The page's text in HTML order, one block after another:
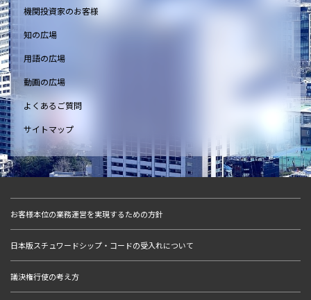
機関投資家のお客様
知の広場
用語の広場
動画の広場
よくあるご質問
サイトマップ
お客様本位の業務運営を実現するための方針
日本版スチュワードシップ・コードの受入れについて
議決権行使の考え方